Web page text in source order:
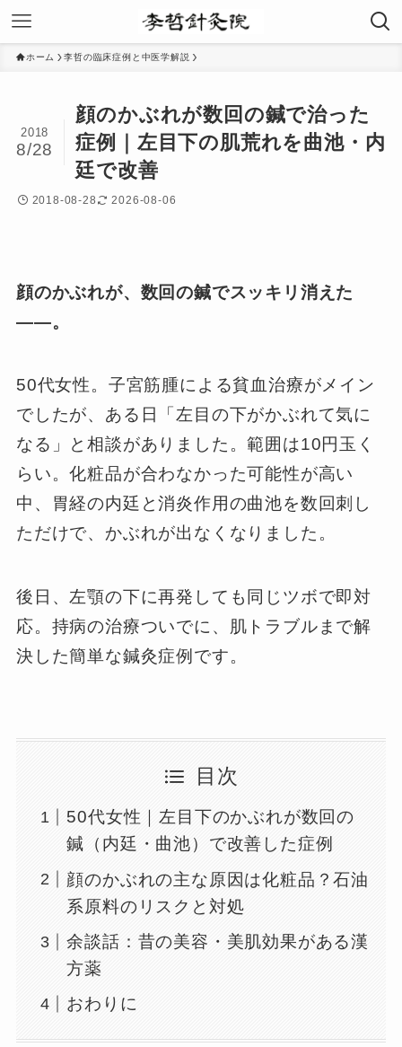
ホーム 李哲の臨床症例と中医学解説
顔のかぶれが数回の鍼で治った
症例｜左目下の肌荒れを曲池・内
廷で改善
2018
8/28
2018-08-28 2026-08-06
顔のかぶれが、数回の鍼でスッキリ消えた
――。
50代女性。子宮筋腫による貧血治療がメイン
でしたが、ある日「左目の下がかぶれて気に
なる」と相談がありました。範囲は10円玉く
らい。化粧品が合わなかった可能性が高い
中、胃経の内廷と消炎作用の曲池を数回刺し
ただけで、かぶれが出なくなりました。
後日、左顎の下に再発しても同じツボで即対
応。持病の治療ついでに、肌トラブルまで解
決した簡単な鍼灸症例です。
目次
50代女性｜左目下のかぶれが数回の
鍼（内廷・曲池）で改善した症例
顔のかぶれの主な原因は化粧品？石油
系原料のリスクと対処
余談話：昔の美容・美肌効果がある漢
方薬
おわりに